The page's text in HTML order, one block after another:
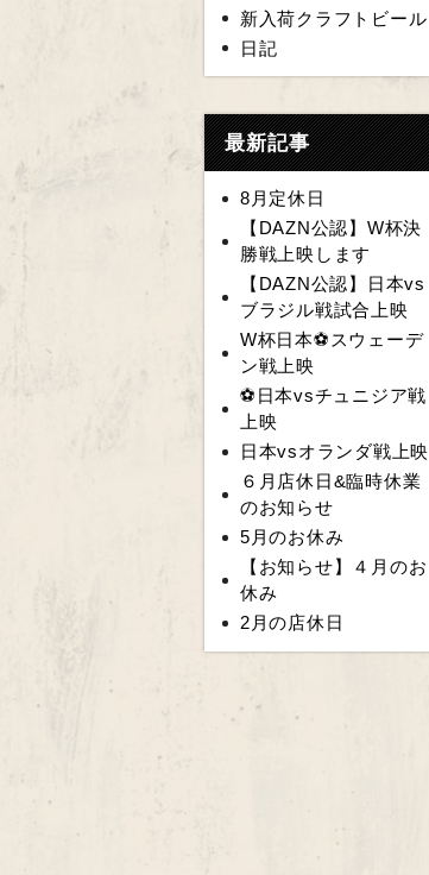
新入荷クラフトビール
日記
最新記事
8月定休日
【DAZN公認】W杯決
勝戦上映します
【DAZN公認】日本vs
ブラジル戦試合上映
W杯日本⚽️スウェーデ
ン戦上映
⚽️日本vsチュニジア戦
上映
日本vsオランダ戦上映
６月店休日&臨時休業
のお知らせ
5月のお休み
【お知らせ】４月のお
休み
2月の店休日